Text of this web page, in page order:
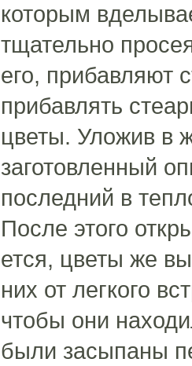
которым
тщательно
его, прибавляют
прибавлять
цветы. Уложив в
заготовленный
последний в
После этого
ется, цветы же
них от легкого
чтобы они
были засыпаны